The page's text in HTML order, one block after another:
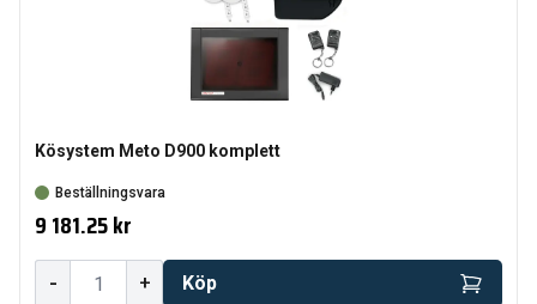
Kösystem Meto D900 komplett
Beställningsvara
9 181.25 kr
- + Köp